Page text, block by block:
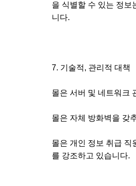
을 식별할 수 있는 정보
니다.
7. 기술적, 관리적 대책
몰은 서버 및 네트워크
몰은 자체 방화벽을 갖
몰은 개인 정보 취급 직
를 강조하고 있습니다.